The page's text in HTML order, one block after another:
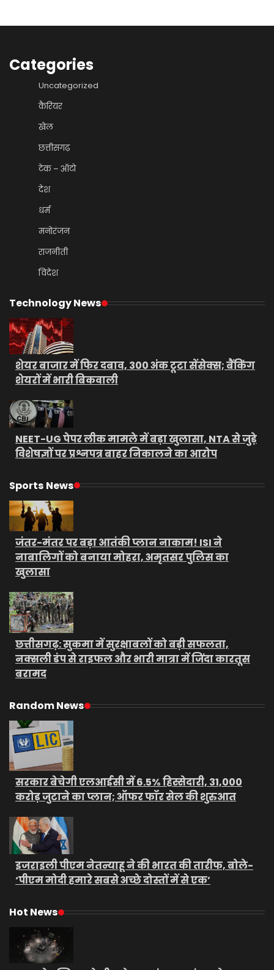
Categories
Uncategorized
कैरियर
खेल
छत्तीसगढ़
टेक – ऑटो
देश
धर्म
मनोरंजन
राजनीती
विदेश
Technology News
शेयर बाजार में फिर दबाव, 300 अंक टूटा सेंसेक्स; बैंकिंग
शेयरों में भारी बिकवाली
NEET-UG पेपर लीक मामले में बड़ा खुलासा, NTA से जुड़े
विशेषज्ञों पर प्रश्नपत्र बाहर निकालने का आरोप
Sports News
जंतर-मंतर पर बड़ा आतंकी प्लान नाकाम! ISI ने
नाबालिगों को बनाया मोहरा, अमृतसर पुलिस का
खुलासा
छत्तीसगढ़: सुकमा में सुरक्षाबलों को बड़ी सफलता,
नक्सली डंप से राइफल और भारी मात्रा में जिंदा कारतूस
बरामद
Random News
सरकार बेचेगी एलआईसी में 6.5% हिस्सेदारी, 31,000
करोड़ जुटाने का प्लान; ऑफर फॉर सेल की शुरुआत
इजराइली पीएम नेतन्याहू ने की भारत की तारीफ, बोले-
‘पीएम मोदी हमारे सबसे अच्छे दोस्तों में से एक’
Hot News